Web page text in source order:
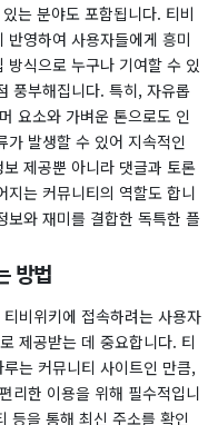
는 분야도 포함됩니다. 티비
영하여 사용자들에게 흥미
식으로 누구나 기여할 수 있
풍부해집니다. 특히, 자유롭
요소와 가벼운 톤으로도 인
가 발생할 수 있어 지속적인
제공뿐 아니라 댓글과 토론
는 커뮤니티의 역할도 합니
보와 재미를 결합한 독특한 플
방법
비위키에 접속하려는 사용자
제공받는 데 중요합니다. 티
는 커뮤니티 사이트인 만큼,
리한 이용을 위해 필수적입니
등을 통해 최신 주소를 확인